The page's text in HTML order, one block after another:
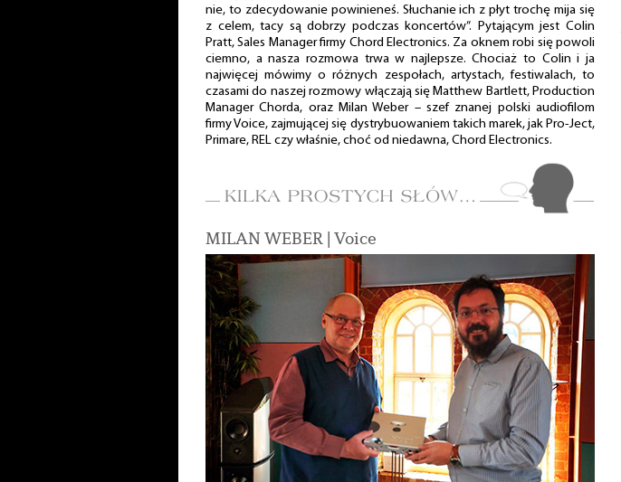
nie, to zdecydowanie powinieneś. Słuchanie ich z płyt trochę mija się
z celem, tacy są dobrzy podczas koncertów”. Pytającym jest Colin
Pratt, Sales Manager firmy Chord Electronics. Za oknem robi się powoli
ciemno, a nasza rozmowa trwa w najlepsze. Chociaż to Colin i ja
najwięcej mówimy o różnych zespołach, artystach, festiwalach, to
czasami do naszej rozmowy włączają się Matthew Bartlett, Production
Manager Chorda, oraz Milan Weber – szef znanej polski audiofilom
firmy Voice, zajmującej się dystrybuowaniem takich marek, jak Pro-Ject,
Primare, REL czy właśnie, choć od niedawna, Chord Electronics.
MILAN WEBER | Voice